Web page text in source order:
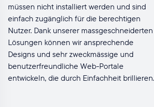
müssen nicht installiert werden und sind
einfach zugänglich für die berechtigen
Nutzer. Dank unserer massgeschneiderten
Lösungen können wir ansprechende
Designs und sehr zweckmässige und
benutzerfreundliche Web-Portale
entwickeln, die durch Einfachheit